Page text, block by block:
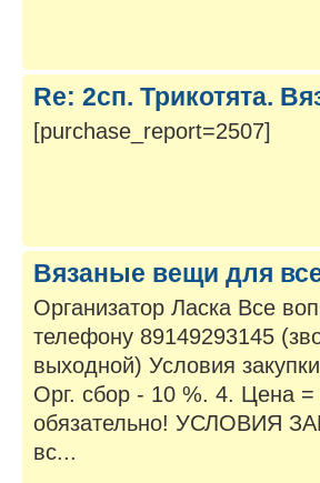
Re: 2сп. Трикотята.
[purchase_report=2507]
Вязаные вещи для
Организатор Ласка Все
телефону 89149293145
выходной) Условия
Орг. сбор - 10 %. 4. Цена =
обязательно! УСЛОВИЯ
вс...